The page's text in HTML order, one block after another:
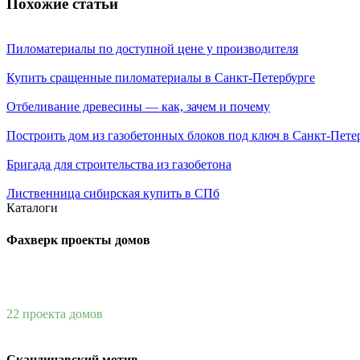
Пиломатериалы по доступной цене у производителя
Купить сращенные пиломатериалы в Санкт-Петербурге
Отбеливание древесины — как, зачем и почему
Построить дом из газобетонных блоков под ключ в Санкт-
Бригада для строительства из газобетона
Лиственница сибирская купить в СПб
Каталоги
Фахверк проекты домов
22 проекта домов